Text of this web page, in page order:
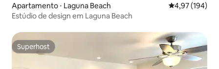
Apartamento ⋅ Laguna Beach 4,97 de uma
4,97 (194)
Estúdio de design em Laguna Beach
Superhost
Superhost